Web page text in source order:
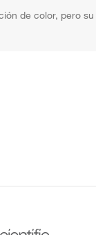
de color, pero